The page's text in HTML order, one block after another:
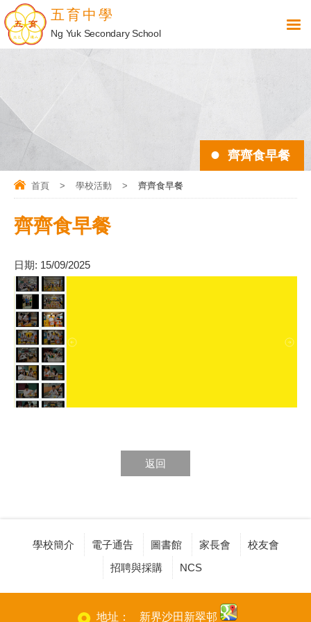
五育中學
Ng Yuk Secondary School
齊齊食早餐
首頁 > 學校活動 > 齊齊食早餐
齊齊食早餐
日期: 15/09/2025
返回
學校簡介 電子通告 圖書館 家長會
校友會
招聘與採購
NCS
地址： 新界沙田新翠邨